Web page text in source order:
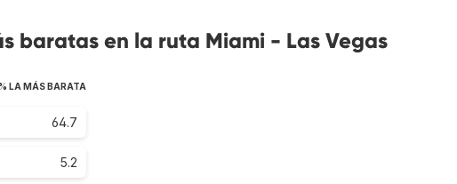
baratas en la ruta Miami - Las Vegas
LA MÁS BARATA
64.7
5.2